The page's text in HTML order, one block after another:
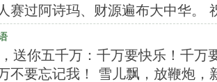
赛过阿诗玛、财源遍布大中华。
送你五千万：千万要快乐！千万
不要忘记我！ 雪儿飘，放鞭炮，